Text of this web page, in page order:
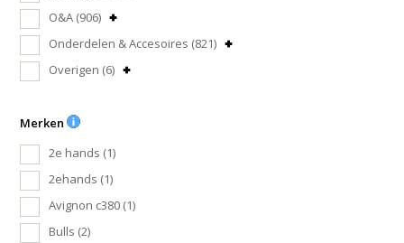
O&A (906)
Onderdelen & Accesoires (821)
Overigen (6)
Merken
2e hands (1)
2ehands (1)
Avignon c380 (1)
Bulls (2)